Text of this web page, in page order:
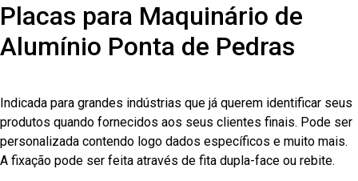
Placas para Maquinário de
Alumínio Ponta de Pedras
Indicada para grandes indústrias que já querem identificar seus
produtos quando fornecidos aos seus clientes finais. Pode ser
personalizada contendo logo dados específicos e muito mais.
A fixação pode ser feita através de fita dupla-face ou rebite.